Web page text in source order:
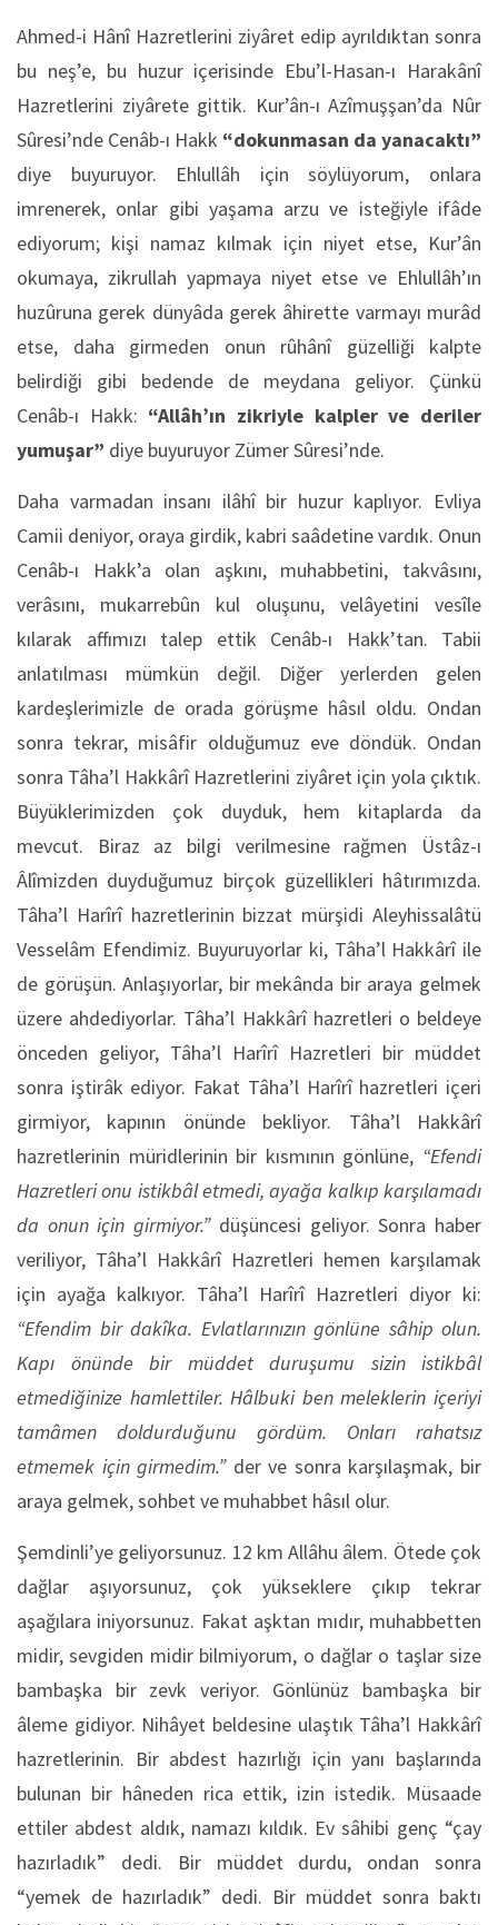
Ahmed-i Hânî Hazretlerini ziyâret edip ayrıldıktan sonra
bu neş’e, bu huzur içerisinde Ebu’l-Hasan-ı Harakânî
Hazretlerini ziyârete gittik. Kur’ân-ı Azîmuşşan’da Nûr
Sûresi’nde Cenâb-ı Hakk “dokunmasan da yanacaktı”
diye buyuruyor. Ehlullâh için söylüyorum, onlara
imrenerek, onlar gibi yaşama arzu ve isteğiyle ifâde
ediyorum; kişi namaz kılmak için niyet etse, Kur’ân
okumaya, zikrullah yapmaya niyet etse ve Ehlullâh’ın
huzûruna gerek dünyâda gerek âhirette varmayı murâd
etse, daha girmeden onun rûhânî güzelliği kalpte
belirdiği gibi bedende de meydana geliyor. Çünkü
Cenâb-ı Hakk: “Allâh’ın zikriyle kalpler ve deriler
yumuşar” diye buyuruyor Zümer Sûresi’nde.
Daha varmadan insanı ilâhî bir huzur kaplıyor. Evliya
Camii deniyor, oraya girdik, kabri saâdetine vardık. Onun
Cenâb-ı Hakk’a olan aşkını, muhabbetini, takvâsını,
verâsını, mukarrebûn kul oluşunu, velâyetini vesîle
kılarak affımızı talep ettik Cenâb-ı Hakk’tan. Tabii
anlatılması mümkün değil. Diğer yerlerden gelen
kardeşlerimizle de orada görüşme hâsıl oldu. Ondan
sonra tekrar, misâfir olduğumuz eve döndük. Ondan
sonra Tâha’l Hakkârî Hazretlerini ziyâret için yola çıktık.
Büyüklerimizden çok duyduk, hem kitaplarda da
mevcut. Biraz az bilgi verilmesine rağmen Üstâz-ı
Âlîmizden duyduğumuz birçok güzellikleri hâtırımızda.
Tâha’l Harîrî hazretlerinin bizzat mürşidi Aleyhissalâtü
Vesselâm Efendimiz. Buyuruyorlar ki, Tâha’l Hakkârî ile
de görüşün. Anlaşıyorlar, bir mekânda bir araya gelmek
üzere ahdediyorlar. Tâha’l Hakkârî hazretleri o beldeye
önceden geliyor, Tâha’l Harîrî Hazretleri bir müddet
sonra iştirâk ediyor. Fakat Tâha’l Harîrî hazretleri içeri
girmiyor, kapının önünde bekliyor. Tâha’l Hakkârî
hazretlerinin müridlerinin bir kısmının gönlüne, “Efendi
Hazretleri onu istikbâl etmedi, ayağa kalkıp karşılamadı
da onun için girmiyor.” düşüncesi geliyor. Sonra haber
veriliyor, Tâha’l Hakkârî Hazretleri hemen karşılamak
için ayağa kalkıyor. Tâha’l Harîrî Hazretleri diyor ki:
“Efendim bir dakîka. Evlatlarınızın gönlüne sâhip olun.
Kapı önünde bir müddet duruşumu sizin istikbâl
etmediğinize hamlettiler. Hâlbuki ben meleklerin içeriyi
tamâmen doldurduğunu gördüm. Onları rahatsız
etmemek için girmedim.”der ve sonra karşılaşmak, bir
araya gelmek, sohbet ve muhabbet hâsıl olur.
Şemdinli’ye geliyorsunuz. 12 km Allâhu âlem. Ötede çok
dağlar aşıyorsunuz, çok yükseklere çıkıp tekrar
aşağılara iniyorsunuz. Fakat aşktan mıdır, muhabbetten
midir, sevgiden midir bilmiyorum, o dağlar o taşlar size
bambaşka bir zevk veriyor. Gönlünüz bambaşka bir
âleme gidiyor. Nihâyet beldesine ulaştık Tâha’l Hakkârî
hazretlerinin. Bir abdest hazırlığı için yanı başlarında
bulunan bir hâneden rica ettik, izin istedik. Müsaade
ettiler abdest aldık, namazı kıldık. Ev sâhibi genç “çay
hazırladık” dedi. Bir müddet durdu, ondan sonra
“yemek de hazırladık” dedi. Bir müddet sonra baktı